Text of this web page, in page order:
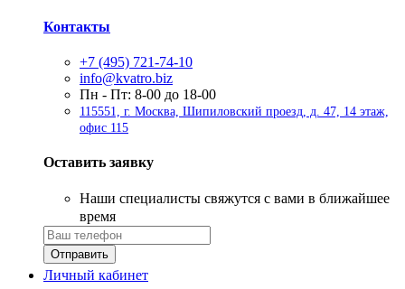
Контакты
+7 (495) 721-74-10
info@kvatro.biz
Пн - Пт: 8-00 до 18-00
115551, г. Москва, Шипиловский проезд, д. 47, 14 этаж,
офис 115
Оставить заявку
Наши специалисты свяжутся с вами в ближайшее
время
Личный кабинет